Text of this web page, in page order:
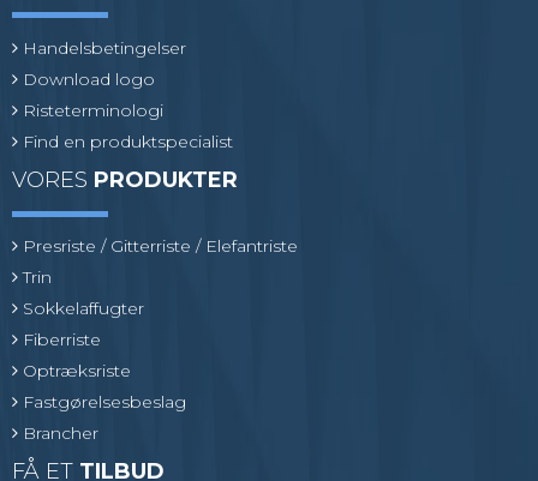
Handelsbetingelser
Download logo
Risteterminologi
Find en produktspecialist
VORES PRODUKTER
Presriste / Gitterriste / Elefantriste
Trin
Sokkelaffugter
Fiberriste
Optræksriste
Fastgørelsesbeslag
Brancher
FÅ ET TILBUD